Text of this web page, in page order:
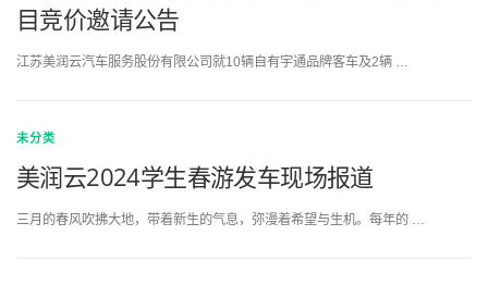
目竞价邀请公告
江苏美润云汽车服务股份有限公司就10辆自有宇通品牌客车及2辆 …
未分类
美润云2024学生春游发车现场报道
三月的春风吹拂大地，带着新生的气息，弥漫着希望与生机。每年的 …